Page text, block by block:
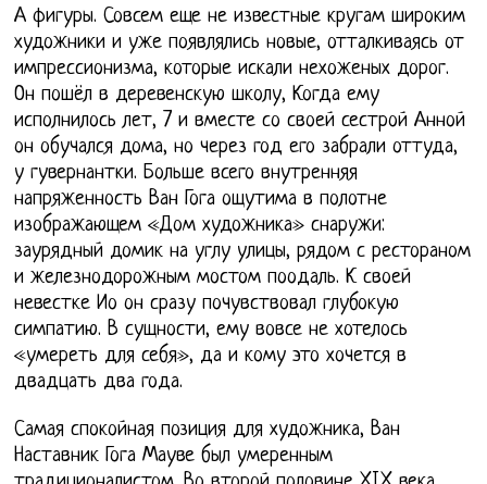
А фигуры. Совсем еще не известные кругам широким
художники и уже появлялись новые, отталкиваясь от
импрессионизма, которые искали нехоженых дорог.
Он пошёл в деревенскую школу, Когда ему
исполнилось лет, 7 и вместе со своей сестрой Анной
он обучался дома, но через год его забрали оттуда,
у гувернантки. Больше всего внутренняя
напряженность Ван Гога ощутима в полотне
изображающем «Дом художника» снаружи:
заурядный домик на углу улицы, рядом с рестораном
и железнодорожным мостом поодаль. К своей
невестке Ио он сразу почувствовал глубокую
симпатию. В сущности, ему вовсе не хотелось
«умереть для себя», да и кому это хочется в
двадцать два года.
Самая спокойная позиция для художника, Ван
Наставник Гога Мауве был умеренным